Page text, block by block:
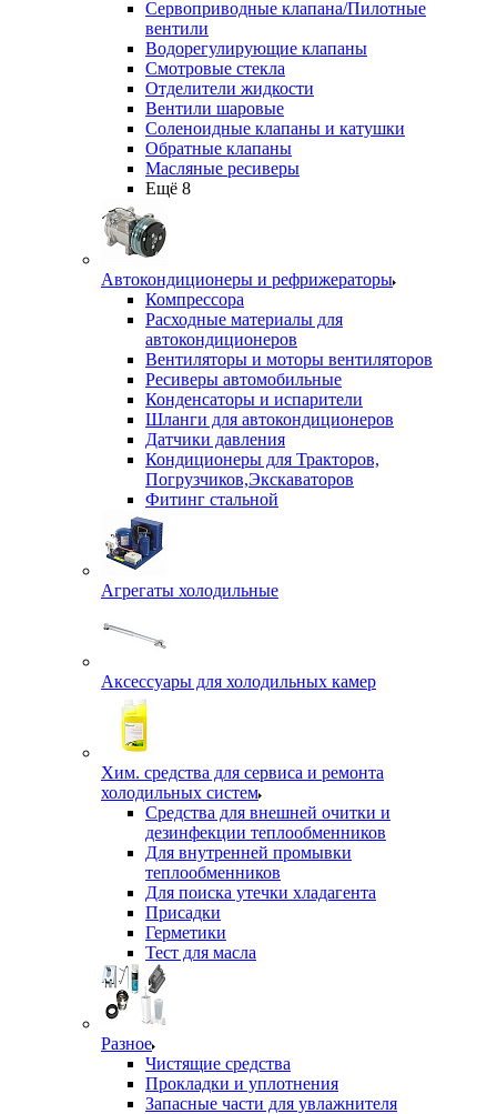
Сервоприводные клапана/Пилотные
вентили
Водорегулирующие клапаны
Смотровые стекла
Отделители жидкости
Вентили шаровые
Соленоидные клапаны и катушки
Обратные клапаны
Масляные ресиверы
Ещё 8
Автокондиционеры и рефрижераторы
Компрессора
Расходные материалы для
автокондиционеров
Вентиляторы и моторы вентиляторов
Ресиверы автомобильные
Конденсаторы и испарители
Шланги для автокондиционеров
Датчики давления
Кондиционеры для Тракторов,
Погрузчиков,Экскаваторов
Фитинг стальной
Агрегаты холодильные
Аксессуары для холодильных камер
Хим. средства для сервиса и ремонта
холодильных систем
Средства для внешней очитки и
дезинфекции теплообменников
Для внутренней промывки
теплообменников
Для поиска утечки хладагента
Присадки
Герметики
Тест для масла
Разное
Чистящие средства
Прокладки и уплотнения
Запасные части для увлажнителя